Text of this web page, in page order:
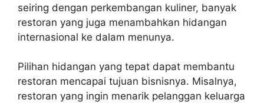
seiring dengan perkembangan kuliner, banyak
restoran yang juga menambahkan hidangan
internasional ke dalam menunya.
Pilihan hidangan yang tepat dapat membantu
restoran mencapai tujuan bisnisnya. Misalnya,
restoran yang ingin menarik pelanggan keluarga